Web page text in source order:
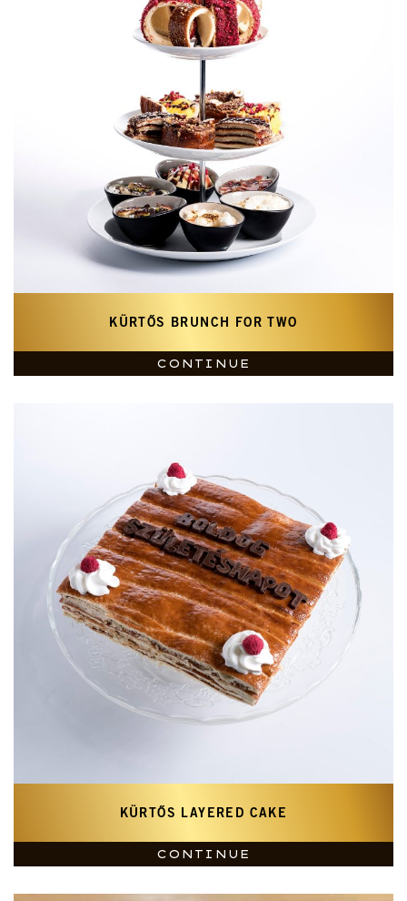
KÜRTŐS BRUNCH FOR TWO
CONTINUE
KÜRTŐS LAYERED CAKE
CONTINUE